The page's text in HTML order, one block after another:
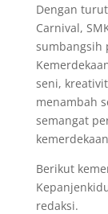
Dengan
Carnival,
sumbangsih
seni,
menambah
semangat
Berikut
redaksi.